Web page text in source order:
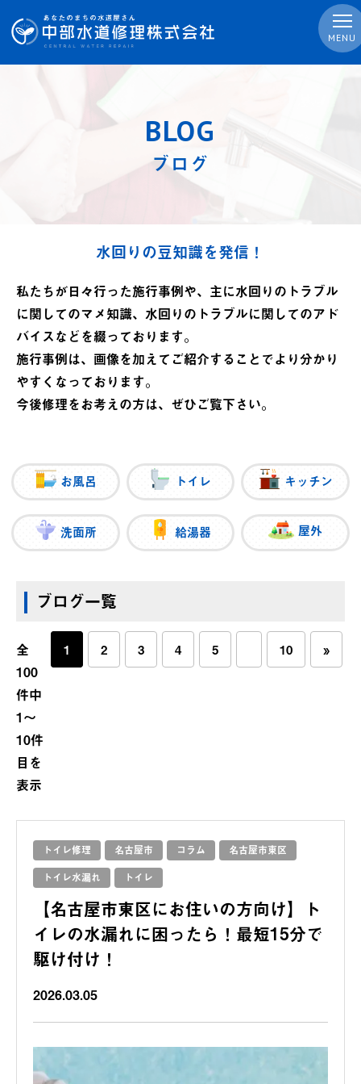
MENU
ブログ
BLOG
水回りの豆知識を発信！
私たちが日々行った施行事例や、主に水回りのトラブル
に関してのマメ知識、水回りのトラブルに関してのアド
バイスなどを綴っております。
施行事例は、画像を加えてご紹介することでより分かり
やすくなっております。
今後修理をお考えの方は、ぜひご覧下さい。
お風呂 トイレ キッチン
洗面所 給湯器 屋外
ブログ一覧
全
100
件中
1〜
10件
目を
表示
1 2 3 4 5 10 »
トイレ修理 名古屋市 コラム
名古屋市東区
トイレ水漏れ
トイレ
【名古屋市東区にお住いの方向け】ト
イレの水漏れに困ったら！最短15分で
駆け付け！
2026.03.05